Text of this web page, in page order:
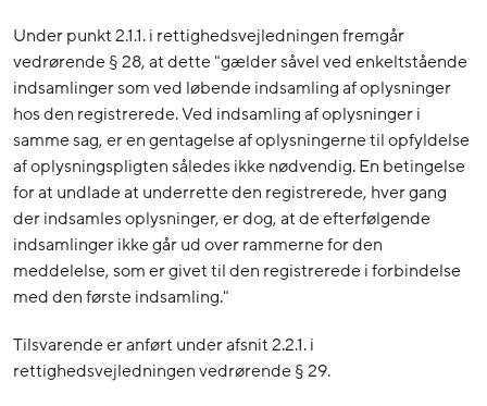
Under punkt 2.1.1. i rettighedsvejledningen fremgår
vedrørende § 28, at dette "gælder såvel ved enkeltstående
indsamlinger som ved løbende indsamling af oplysninger
hos den registrerede. Ved indsamling af oplysninger i
samme sag, er en gentagelse af oplysningerne til opfyldelse
af oplysningspligten således ikke nødvendig. En betingelse
for at undlade at underrette den registrerede, hver gang
der indsamles oplysninger, er dog, at de efterfølgende
indsamlinger ikke går ud over rammerne for den
meddelelse, som er givet til den registrerede i forbindelse
med den første indsamling."
Tilsvarende er anført under afsnit 2.2.1. i
rettighedsvejledningen vedrørende § 29.